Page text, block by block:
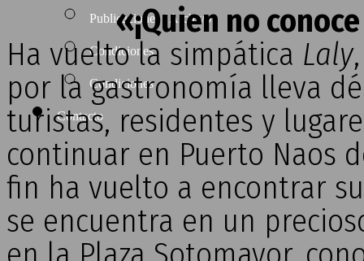
Publicaciones / Archivo
Condiciones
Condiciones
Contacto
«¡Quien no
Ha vuelto la simpática Laly
por la gastronomía lleva
turistas, residentes y
continuar en Puerto Naos
fin ha vuelto a encontrar
se encuentra en un